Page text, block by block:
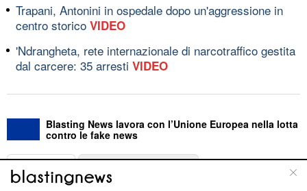
Trapani, Antonini in ospedale dopo un'aggressione in
centro storico VIDEO
'Ndrangheta, rete internazionale di narcotraffico gestita
dal carcere: 35 arresti VIDEO
Blasting News lavora con l’Unione Europea nella lotta
contro le fake news
ABOUT